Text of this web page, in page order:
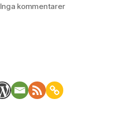
Inga kommentarertill